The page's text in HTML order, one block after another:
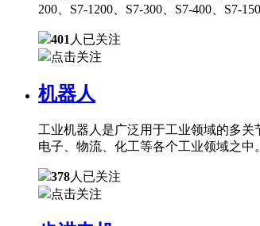
200、S7-1200、S7-300、S7-400、S7-
401 人已关注
点击关注
机器人
工业机器人是广泛用于工业领域的多
电子、物流、化工等各个工业领域之中。
378人已关注
点击关注